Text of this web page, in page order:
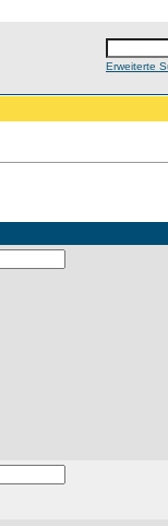
Erweiterte